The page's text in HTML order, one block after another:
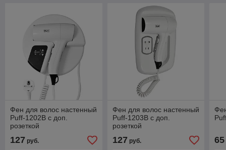
Фен для волос настенный
Puff-1202B с доп.
розеткой
127 руб.
Фен для волос настенный
Puff-1203B с доп.
розеткой
127 руб. 65